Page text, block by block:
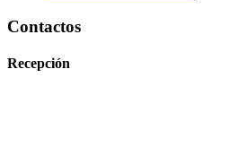
Contactos
Recepción